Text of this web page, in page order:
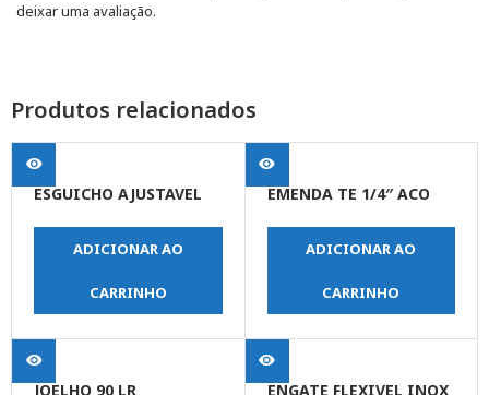
deixar uma avaliação.
Produtos relacionados
ESGUICHO AJUSTAVEL
ADICIONAR AO
CARRINHO
EMENDA TE 1/4″ ACO
ADICIONAR AO
CARRINHO
JOELHO 90 LR ENGATE FLEXIVEL INOX